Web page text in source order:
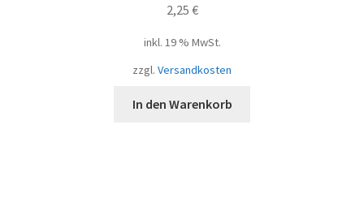
2,25 €
inkl. 19 % MwSt.
zzgl. Versandkosten
In den Warenkorb